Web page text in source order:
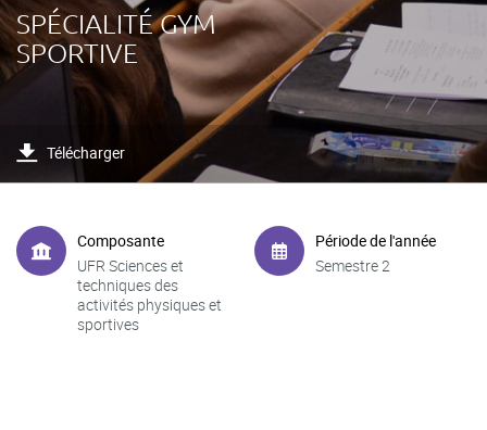
SPÉCIALITÉ GYM
SPORTIVE
Télécharger
Composante
UFR Sciences et
techniques des
activités physiques et
sportives
Période de l'année
Semestre 2